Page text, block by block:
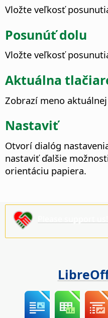
Vložte veľkosť
Posunúť dolu
Vložte veľkosť
Aktuálna
Zobrazí meno
Nastaviť
Otvorí dialóg
nastaviť ďalšie
orientáciu papiera.